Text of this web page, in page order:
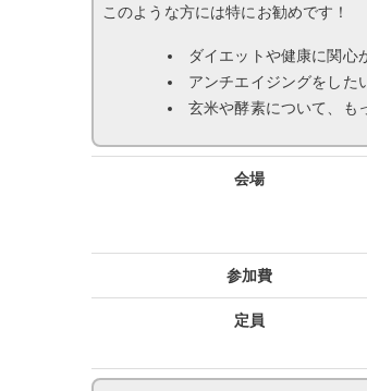
このような方には特にお勧めです！
ダイエットや健康に関心
アンチエイジングをした
玄米や酵素について、も
会場
参加費
定員